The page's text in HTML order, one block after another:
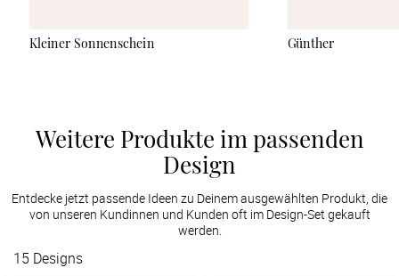
Kleiner Sonnenschein Günther
Weitere Produkte im passenden
Design
Entdecke jetzt passende Ideen zu Deinem ausgewählten Produkt, die
von unseren Kundinnen und Kunden oft im Design-Set gekauft
werden.
15 Designs